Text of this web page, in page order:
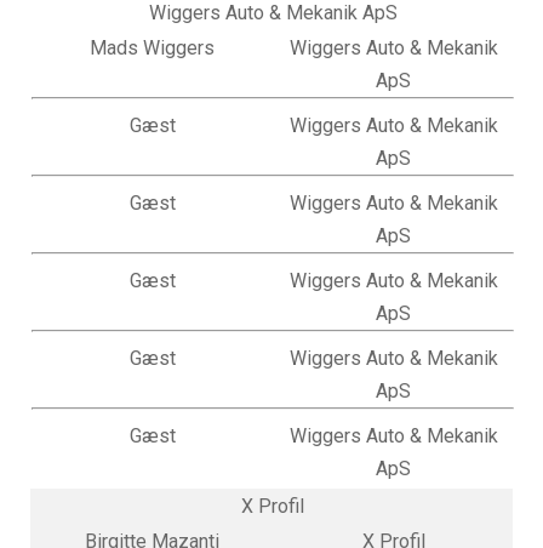
Wiggers Auto & Mekanik ApS
Mads Wiggers
Wiggers Auto & Mekanik
ApS
Gæst
Wiggers Auto & Mekanik
ApS
Gæst
Wiggers Auto & Mekanik
ApS
Gæst
Wiggers Auto & Mekanik
ApS
Gæst
Wiggers Auto & Mekanik
ApS
Gæst
Wiggers Auto & Mekanik
ApS
X Profil
Birgitte Mazanti
X Profil